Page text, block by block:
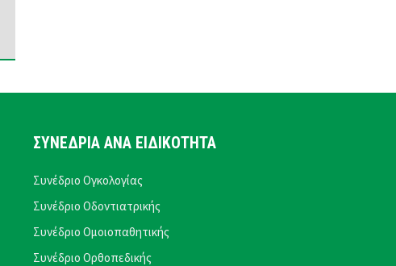
ΣΥΝΕΔΡΙΑ ΑΝΑ ΕΙΔΙΚΟΤΗΤΑ
Συνέδριο Ογκολογίας
Συνέδριο Οδοντιατρικής
Συνέδριο Ομοιοπαθητικής
Συνέδριο Ορθοπεδικής